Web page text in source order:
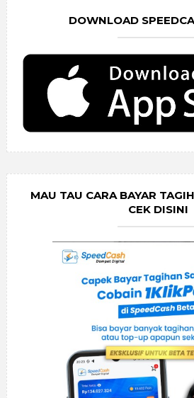
DOWNLOAD
MAU TAU CARA BAYAR
CEK DISINI